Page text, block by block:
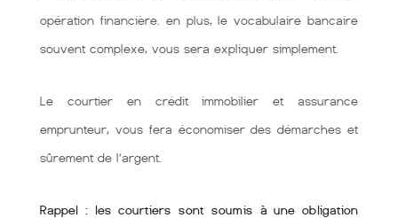
opération financière. en plus, le vocabulaire bancaire
souvent complexe, vous sera expliquer simplement.
Le courtier en crédit immobilier et assurance
emprunteur, vous fera économiser des démarches et
sûrement de l’argent.
Rappel : les courtiers sont soumis à une obligation